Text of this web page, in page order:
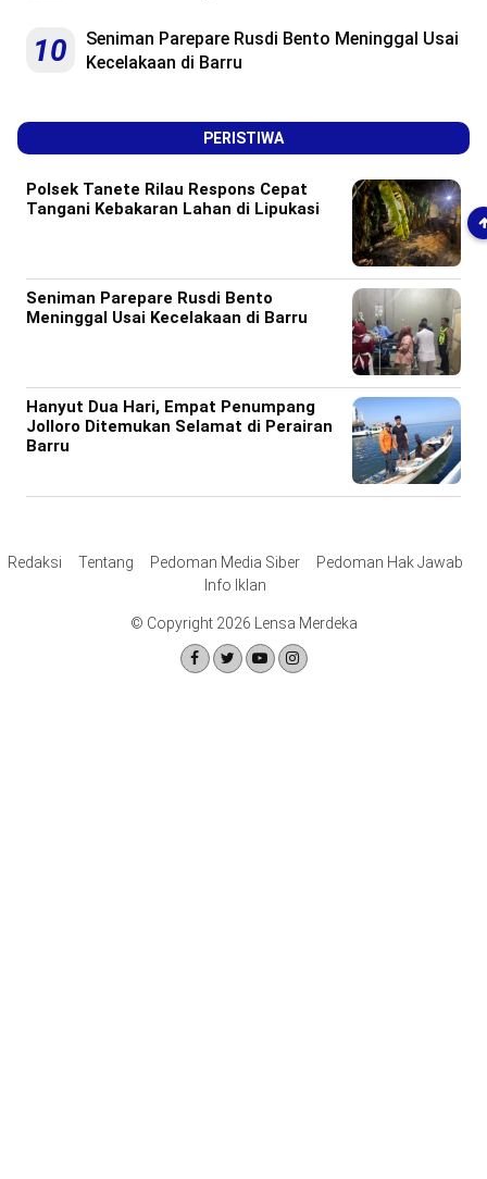
10
Seniman Parepare Rusdi Bento Meninggal Usai
Kecelakaan di Barru
PERISTIWA
Polsek Tanete Rilau Respons Cepat
Tangani Kebakaran Lahan di Lipukasi
Seniman Parepare Rusdi Bento
Meninggal Usai Kecelakaan di Barru
Hanyut Dua Hari, Empat Penumpang
Jolloro Ditemukan Selamat di Perairan
Barru
Redaksi Tentang Pedoman Media Siber
Pedoman Hak Jawab
Info Iklan
© Copyright 2026 Lensa Merdeka